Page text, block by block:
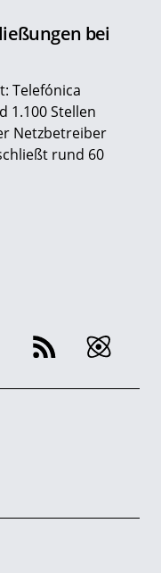
bei
Telefónica
1.100 Stellen
Netzbetreiber
rund 60